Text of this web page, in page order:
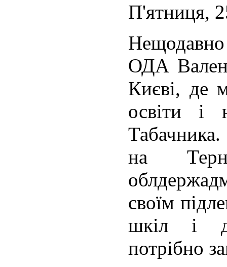
П'ятниця,
ОДА
Києві, де
освіти і
на
своїм
шкіл і
потрібно